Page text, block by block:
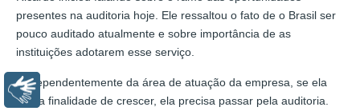
presentes na auditoria hoje. Ele ressaltou o fato de o Brasil ser
pouco auditado atualmente e sobre importância de as
instituições adotarem esse serviço.
“Independentemente da área de atuação da empresa, se ela
tem a finalidade de crescer, ela precisa passar pela auditoria.
Libras